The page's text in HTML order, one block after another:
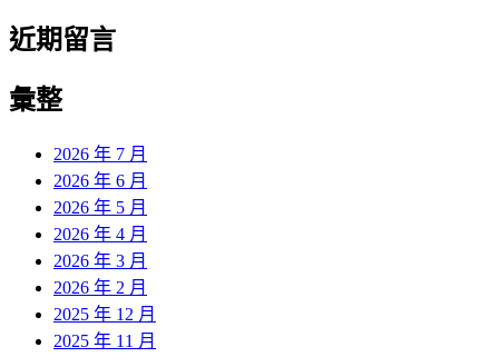
近期留言
彙整
2026 年 7 月
2026 年 6 月
2026 年 5 月
2026 年 4 月
2026 年 3 月
2026 年 2 月
2025 年 12 月
2025 年 11 月